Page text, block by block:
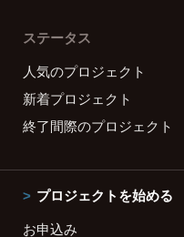
ステータス
人気のプロジェクト
新着プロジェクト
終了間際のプロジェクト
プロジェクトを始める
お申込み